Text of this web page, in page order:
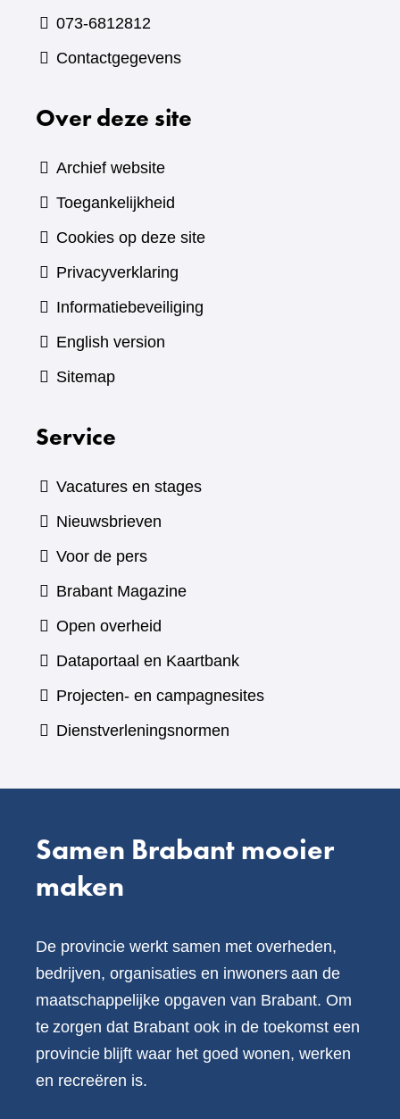
073-6812812
Contactgegevens
Over deze site
Archief website
Toegankelijkheid
Cookies op deze site
Privacyverklaring
Informatiebeveiliging
English version
Sitemap
Service
Vacatures en stages
Nieuwsbrieven
Voor de pers
Brabant Magazine(verwijst
andere
website)
Open overheid
Dataportaal en Kaartbank(verwijst
naar
Projecten- en campagnesites
Dienstverleningsnormen
Samen Brabant mooier
maken
De provincie werkt samen met overheden,
bedrijven, organisaties en inwoners aan de
maatschappelijke opgaven van Brabant. Om
te zorgen dat Brabant ook in de toekomst een
provincie blijft waar het goed wonen, werken
en recreëren is.